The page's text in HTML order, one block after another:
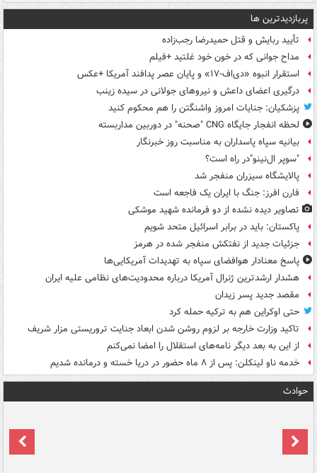
پربازدیدترین ها
تأیید ربایش و قتل حمیدرضا رجب‌زاده
مداح جوانی که در خون خود غلتید +فیلم
استقرار انبوه «دی‌اف‑۱۷» و پایان عصر پدافند آمریکا +عکس
درگیری اعضای داعش و نیروهای جولانی در سیده زینب
پزشکیان: جنایات امروز واشنگتن را هم محکوم کنید
لحظه انفجار جایگاه CNG "صحنه" در دوربین مداربسته
بیانیه سپاه پاسداران به مناسبت روز خبرنگار
"سوپر ال‌نینو"در راه است؟
پالایشگاه سیزران منفجر شد
فارن افرز: جنگ با ایران یک فاجعه است
تصاویر دیده‌ نشده از دو فرمانده شهید موشکی
پاکستان: باید در برابر اسرائیل متحد شویم
جزئیات جدید از نفتکش منفجر شده در هرمز
پاسخ معنادار هوافضای سپاه به تهدیدات آمریکایی‌ها
هشدار ارشدترین ژنرال آمریکا درباره محدودیت‌های نظامی علیه ایران
مقصد جدید پسر زیدان
حتی اوکراین هم به ترکیه حمله کرد
تاکید وزارت خارجه بر لزوم روشن شدن ابعاد جنایت تروریستی مزار شریف
از این به بعد دیگر نامه‌های استقلال را امضا نمی‌کنم
خدمه ناو لینکلن: پس از ۸ ماه حضور در دریا خسته و درمانده‌ شدیم
حوادث